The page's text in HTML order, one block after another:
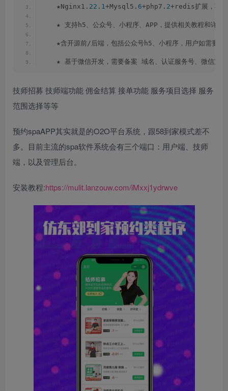
   ★Nginx1.
22 . 1+Mysql5. 6+php7. 2+redis扩展，不
★ 支持h5、公众号、小程序、APP，提供相关教程和详细
★含开源前/后端，包括公众号h5、小程序，用户如需
★ 基于微信开发，需要备案 域名、认证服务号、微信支
技师招募 技师端功能 佣金结算 接单功能 服务项目选择 服务
范围选择等等
预约spaAPP其实就是的O2O平台系统，跟58到家模式差不
多。目前主流的spa软件系统会有三个端口：用户端、技师
端，以及管理后台。
安装教程:https://mulit.lanzouw.com/iMxxj1ydrwve